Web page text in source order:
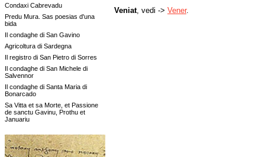
Condaxi Cabrevadu
Predu Mura. Sas poesias d'una
bida
Il condaghe di San Gavino
Agricoltura di Sardegna
Il registro di San Pietro di Sorres
Il condaghe di San Michele di
Salvennor
Il condaghe di Santa Maria di
Bonarcado
Sa Vitta et sa Morte, et Passione
de sanctu Gavinu, Prothu et
Januariu
Veniat, vedi -> Vener.